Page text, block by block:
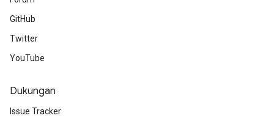
GitHub
Twitter
YouTube
Dukungan
Issue Tracker